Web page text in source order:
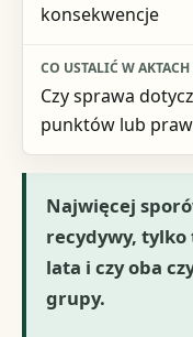
konsekwencje
Czy sprawa
punktów lub
Najwięcej
recydywy, tylko
lata i czy oba
grupy.